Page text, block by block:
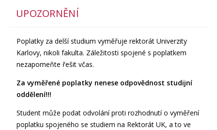
UPOZORNĚNÍ
Poplatky za delší studium vyměřuje rektorát Univerzity
Karlovy, nikoli fakulta. Záležitosti spojené s poplatkem
nezapomeňte řešit včas.
Za vyměřené poplatky nenese odpovědnost studijní
oddělení!!!
Student může podat odvolání proti rozhodnutí o vyměření
poplatku spojeného se studiem na Rektorát UK, a to ve